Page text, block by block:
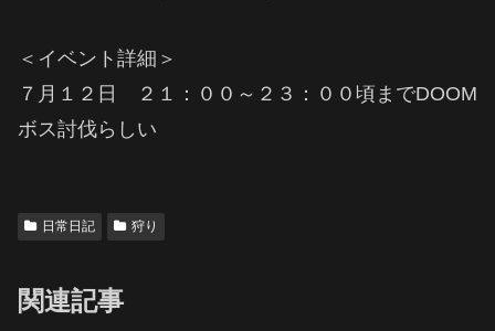
＜イベント詳細＞
７月１２日 ２１：００～２３：００頃までDOOM
ボス討伐らしい
日常日記 狩り
関連記事